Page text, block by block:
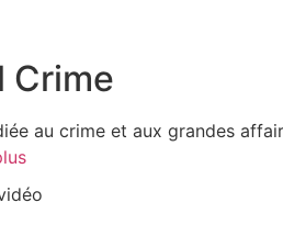
Crime
au crime et aux grandes